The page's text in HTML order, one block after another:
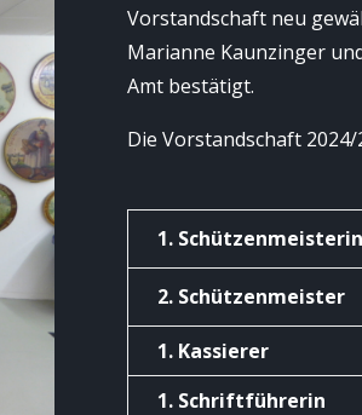
Vorstandschaft neu
Marianne Kaunzinger
Amt bestätigt.
Die Vorstandschaft
1. Schützenmeisterin
2. Schützenmeister
1. Kassierer
1. Schriftführerin